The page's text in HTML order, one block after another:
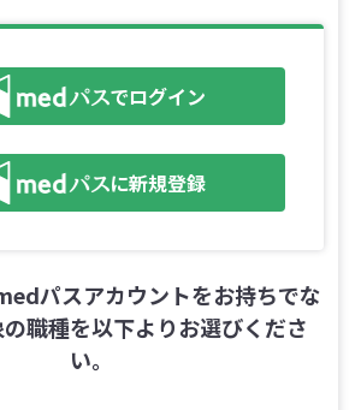
でログイン
に新規登録
パスアカウントをお持ちでな
職種を以下よりお選びくださ
い。